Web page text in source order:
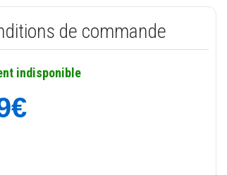
de commande
indisponible